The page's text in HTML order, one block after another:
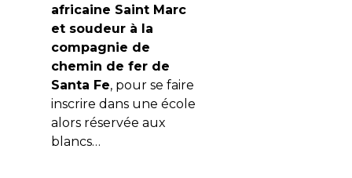
africaine Saint Marc
et soudeur à la
compagnie de
chemin de fer de
Santa Fe, pour se faire
inscrire dans une école
alors réservée aux
blancs…